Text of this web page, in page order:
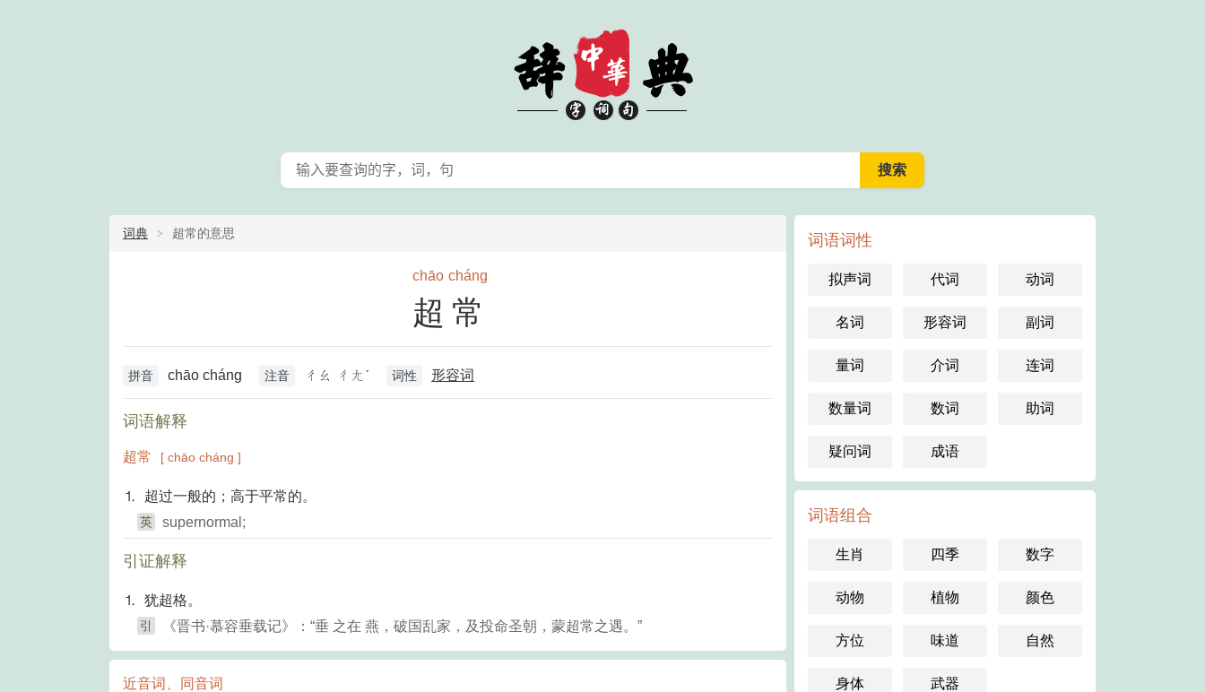
词典 超常的意思
chāo cháng
超常
拼音 chāo cháng 注音 ㄔㄠ ㄔㄤˊ 词性 形容词
词语解释
超常 [ chāo cháng ]
⒈ 超过一般的；高于平常的。
英 supernormal;
引证解释
⒈ 犹超格。
引 《晋书·慕容垂载记》：“垂 之在 燕，破国乱家，及投命圣朝，蒙超常之遇。”
近音词、同音词
词语词性
拟声词 代词 动词
名词 形容词 副词
量词 介词 连词
数量词 数词 助词
疑问词 成语
词语组合
生肖 四季 数字
动物 植物 颜色
方位 味道 自然
身体 武器